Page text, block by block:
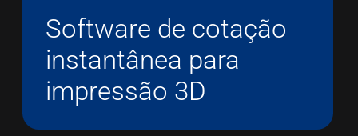
Software de cotação
instantânea para
impressão 3D